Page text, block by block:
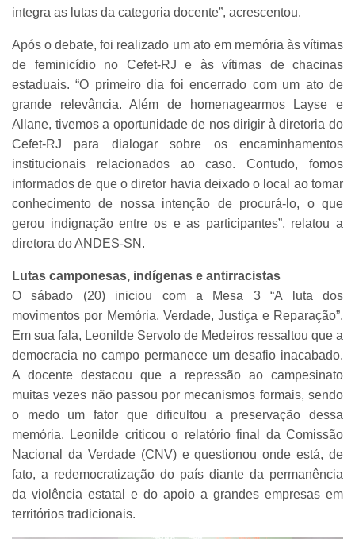
integra as lutas da categoria docente”, acrescentou.
Após o debate, foi realizado um ato em memória às vítimas
de feminicídio no Cefet-RJ e às vítimas de chacinas
estaduais. “O primeiro dia foi encerrado com um ato de
grande relevância. Além de homenagearmos Layse e
Allane, tivemos a oportunidade de nos dirigir à diretoria do
Cefet-RJ para dialogar sobre os encaminhamentos
institucionais relacionados ao caso. Contudo, fomos
informados de que o diretor havia deixado o local ao tomar
conhecimento de nossa intenção de procurá-lo, o que
gerou indignação entre os e as participantes”, relatou a
diretora do ANDES-SN.
Lutas camponesas, indígenas e antirracistas
O sábado (20) iniciou com a Mesa 3 “A luta dos
movimentos por Memória, Verdade, Justiça e Reparação”.
Em sua fala, Leonilde Servolo de Medeiros ressaltou que a
democracia no campo permanece um desafio inacabado.
A docente destacou que a repressão ao campesinato
muitas vezes não passou por mecanismos formais, sendo
o medo um fator que dificultou a preservação dessa
memória. Leonilde criticou o relatório final da Comissão
Nacional da Verdade (CNV) e questionou onde está, de
fato, a redemocratização do país diante da permanência
da violência estatal e do apoio a grandes empresas em
territórios tradicionais.